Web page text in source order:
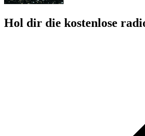
Hol dir die kostenlose